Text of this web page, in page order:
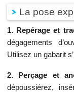
La pose
1. Repérage et
dégagements
Utilisez un gabarit
2. Perçage et
dépoussiérez,